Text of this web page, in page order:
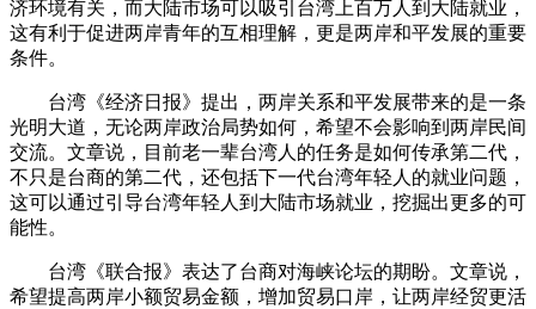
济环境有关，而大陆市场可以吸引台湾上百万人到大陆就业，
这有利于促进两岸青年的互相理解，更是两岸和平发展的重要
条件。
台湾《经济日报》提出，两岸关系和平发展带来的是一条
光明大道，无论两岸政治局势如何，希望不会影响到两岸民间
交流。文章说，目前老一辈台湾人的任务是如何传承第二代，
不只是台商的第二代，还包括下一代台湾年轻人的就业问题，
这可以通过引导台湾年轻人到大陆市场就业，挖掘出更多的可
能性。
台湾《联合报》表达了台商对海峡论坛的期盼。文章说，
希望提高两岸小额贸易金额，增加贸易口岸，让两岸经贸更活